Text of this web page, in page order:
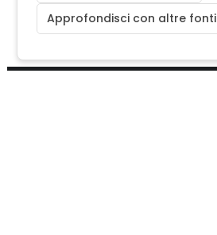
Approfondisci con altre fonti